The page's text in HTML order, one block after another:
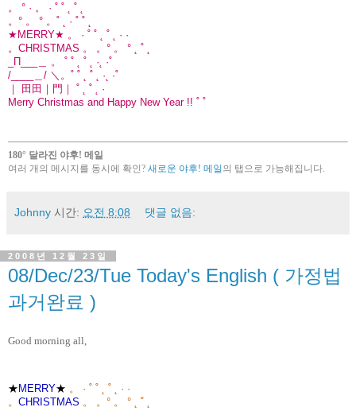
。 ° · 。 · ˚ ˚ ˛ ˚ ˛
。° 。 ° 。˚ ˛ · ˚ ˚ ˛
★MERRY★ 。 · ˚ ˚ ˛ ˚ ˛ · ·
。CHRISTMAS 。 。° 。 ° ˛ ˚ ˛
_Π___＿ 。 ˚ ˚ ˛ ˚ ˛ ·˛ ·˚
/____＿/ ＼。˚ ˚ ˛ ˚ ˛ ·˛ ·˚
｜ 田田｜門｜ ˚ ˛ ˚ ˛ ·
Merry Christmas and Happy New Year !! ˚ ˚
180° 달라진 야후! 메일
여러 개의 메시지를 동시에 확인? 새로운 야후! 메일 의 탭으로 가능해집니다.
Johnny 시간: 오전 8:08 댓글 없음:
2008년 12월 23일
08/Dec/23/Tue Today's English ( 가정법
과거완료 )
Good morning all,
★ MERRY★ 。 · ˚ ˚ ˛ ˚ ˛ · ·
。 CHRISTMAS 。 。° 。 ° ˛ ˚ ˛